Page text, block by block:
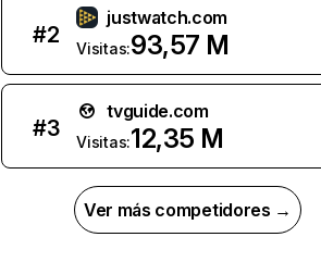
#2
justwatch.com
Visitas:93,57 M
#3
tvguide.com
Visitas:12,35 M
Ver más competidores →